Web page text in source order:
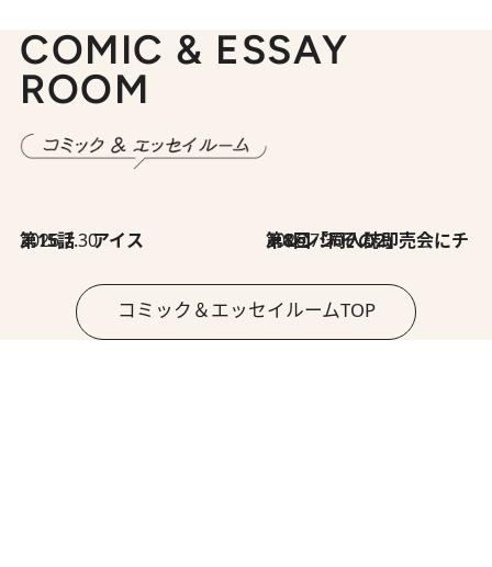
COMIC & ESSAY
ROOM
2026.7.30
第15話 アイス 2026.7.30
第8回「同人誌即売会にチャレンジ その2」
コミック＆エッセイルームTOP